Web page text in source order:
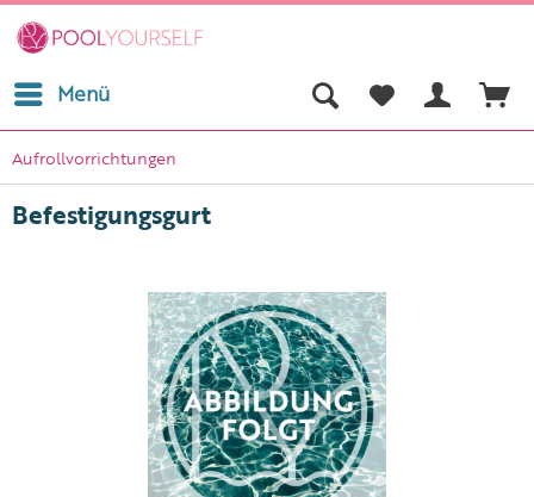
Menü
Aufrollvorrichtungen
Befestigungsgurt